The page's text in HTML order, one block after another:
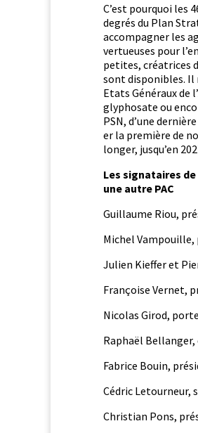
C’est pourquoi les
degrés du Plan
accom­pa­g­n­er les
vertueuses pour
petites, créa­tri­ces
sont disponibles. Il
Etats Généraux de
glyphosate ou
PSN, d’une
er la pre­mière de
longer, jusqu’en
Les sig­nataires
une autre PAC
Guil­laume Riou,
Michel Vam­pouille,
Julien Kief­fer et
Françoise Ver­net,
Nico­las Girod,
Raphaël Bel­langer,
Fab­rice Bouin,
Cédric Letourneur,
Chris­t­ian Pons,